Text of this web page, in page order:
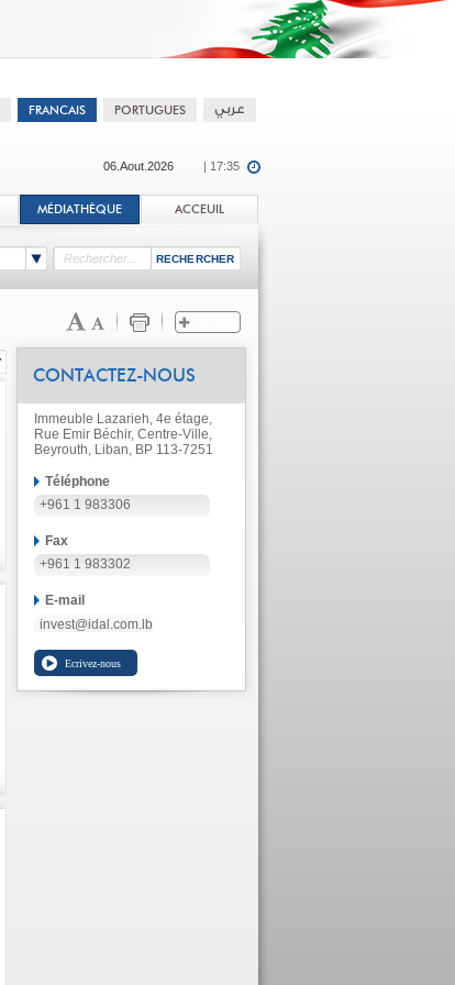
06.Aout.2026 | 17:35
MÉDIATHÈQUE ACCEUIL
CONTACTEZ-NOUS
Immeuble Lazarieh, 4e étage,
Rue Emir Béchir, Centre-Ville,
Beyrouth, Liban, BP 113-7251
Téléphone
+961 1 983306
Fax
+961 1 983302
E-mail
invest@idal.com.lb